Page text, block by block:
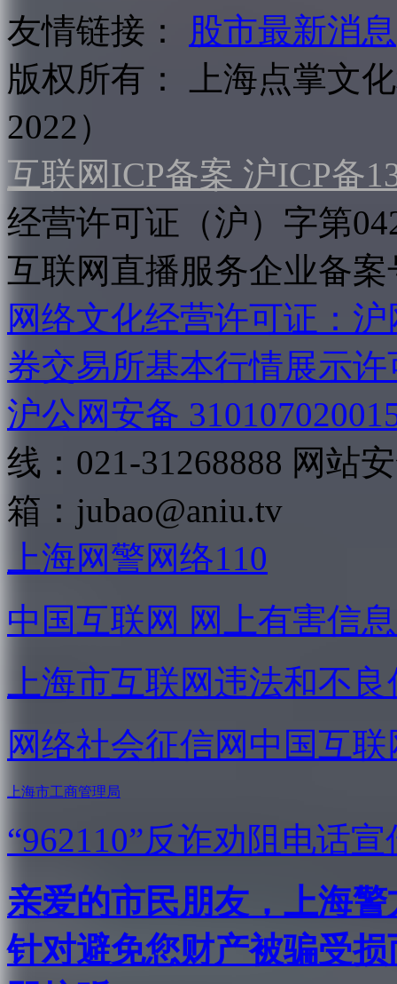
友情链接：
股市最新消息
版权所有：
上海点掌文
2022）
互联网ICP备案 沪ICP备
经营许可证（沪）字第
互联网直播服务企业备案
网络文化经营许可证：
券交易所基本行情展示许
沪公网安备
线：021-31268888 网站
箱： jubao@aniu.tv
上海网警网络110
中国互联网 网上有害信
上海市互联网违法和不
网络社会征信网 中国互
上海市工商管理局
“962110”反诈劝阻电话宣
亲爱的市民朋友，上海
针对避免您财产被骗受